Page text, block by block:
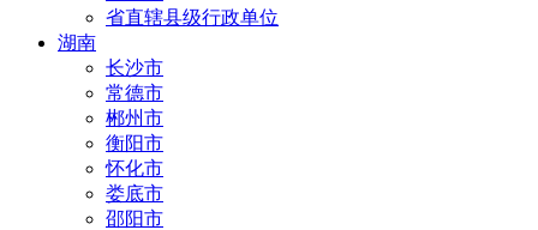
省直辖县级行政单位
湖南
长沙市
常德市
郴州市
衡阳市
怀化市
娄底市
邵阳市